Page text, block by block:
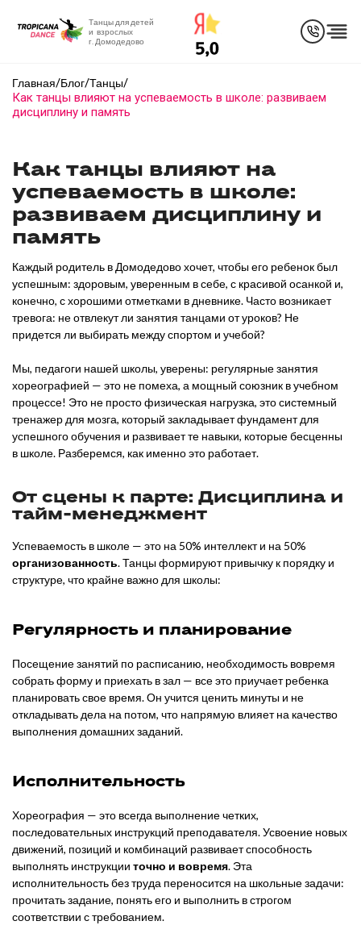
Танцы для детей
и взрослых
г. Домодедово
Главная/Блог/Танцы/
Как танцы влияют на успеваемость в школе: развиваем
дисциплину и память
Как танцы влияют на
успеваемость в школе:
развиваем дисциплину и
память
Каждый родитель в Домодедово хочет, чтобы его ребенок был
успешным: здоровым, уверенным в себе, с красивой осанкой и,
конечно, с хорошими отметками в дневнике. Часто возникает
тревога: не отвлекут ли занятия танцами от уроков? Не
придется ли выбирать между спортом и учебой?
Мы, педагоги нашей школы, уверены: регулярные занятия
хореографией — это не помеха, а мощный союзник в учебном
процессе! Это не просто физическая нагрузка, это системный
тренажер для мозга, который закладывает фундамент для
успешного обучения и развивает те навыки, которые бесценны
в школе. Разберемся, как именно это работает.
От сцены к парте: Дисциплина и
тайм-менеджмент
Успеваемость в школе — это на 50% интеллект и на 50%
организованность. Танцы формируют привычку к порядку и
структуре, что крайне важно для школы:
Регулярность и планирование
Посещение занятий по расписанию, необходимость вовремя
собрать форму и приехать в зал — все это приучает ребенка
планировать свое время. Он учится ценить минуты и не
откладывать дела на потом, что напрямую влияет на качество
выполнения домашних заданий.
Исполнительность
Хореография — это всегда выполнение четких,
последовательных инструкций преподавателя. Усвоение новых
движений, позиций и комбинаций развивает способность
выполнять инструкции точно и вовремя. Эта
исполнительность без труда переносится на школьные задачи:
прочитать задание, понять его и выполнить в строгом
соответствии с требованием.